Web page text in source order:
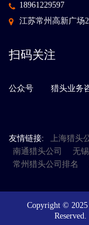
18961229597
江苏常州高新广场
扫码关注
公众号 猎头业务
友情链接: 上海猎头
南通猎头公司
无
常州猎头公司排名
Copyright ©